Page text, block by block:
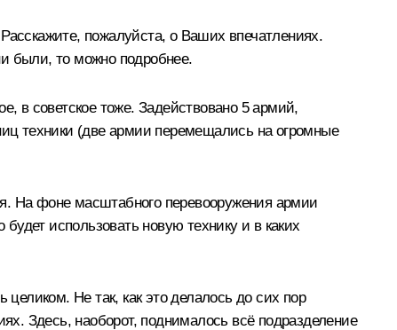
пожалуйста, о Ваших впечатлениях.
были, то можно подробнее.
в советское тоже. Задействовано 5 армий,
техники (две армии перемещались на огромные
На фоне масштабного перевооружения армии
использовать новую технику и в каких
Не так, как это делалось до сих пор
Здесь, наоборот, поднималось всё подразделение